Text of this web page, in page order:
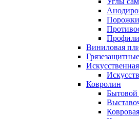
Порожки
Виниловая
Ковролин
Бытовой